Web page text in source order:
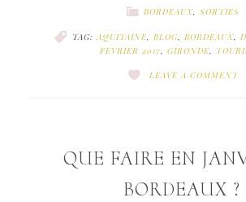
BORDEAUX, SORTIES
TAG:AQUITAINE, BLOG, BORDEAUX,
FEVRIER 2017, GIRONDE,
LEAVE A COMMENT
QUE FAIRE EN
BORDEAUX ?